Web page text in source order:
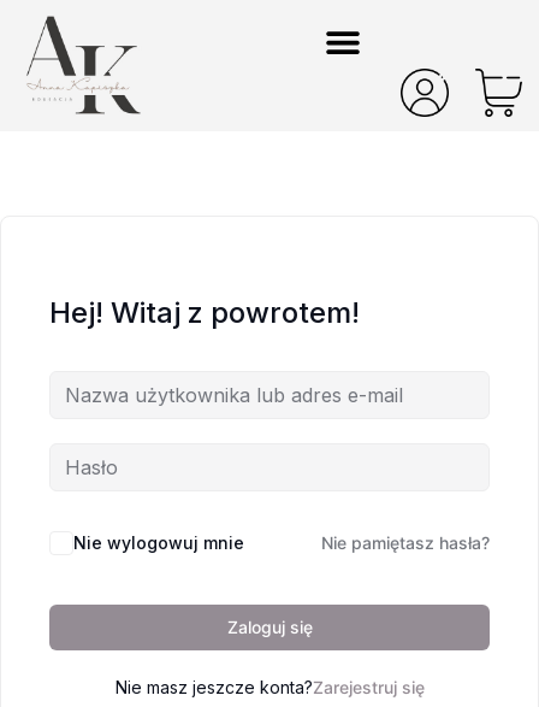
Hej! Witaj z powrotem!
Nie wylogowuj mnie Nie pamiętasz hasła?
Zaloguj się
Nie masz jeszcze konta?Zarejestruj się